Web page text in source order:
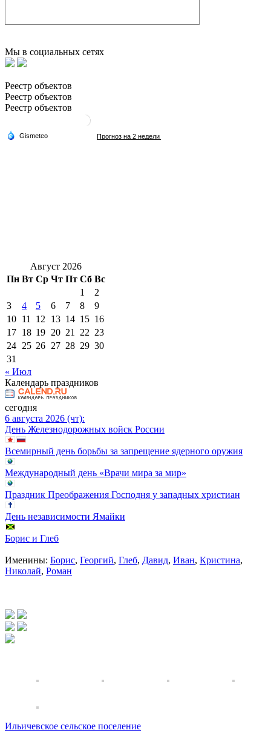
Мы в социальных сетях
Реестр объектов
Реестр объектов
Реестр объектов
Август 2026
Пн Вт Ср Чт Пт Сб Вс
1
2
3
4 5 6 7 8
9
10 11 12 13 14 15 16
17 18 19 20 21 22 23
24 25 26 27 28 29 30
31
« Июл
Календарь праздников
сегодня
6 августа 2026 (чт):
День Железнодорожных войск России
Всемирный день борьбы за запрещение ядерного оружия
Международный день «Врачи мира за мир»
Праздник Преображения Господня у западных христиан
День независимости Ямайки
Борис и Глеб
Именины: Борис, Георгий, Глеб, Давид, Иван, Кристина,
Николай, Роман
Ильичевское сельское поселение